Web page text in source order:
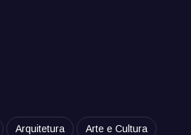
Arquitetura Arte e Cultura